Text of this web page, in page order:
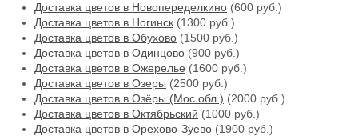
Доставка цветов в Новопеределкино (600 руб.)
Доставка цветов в Ногинск (1300 руб.)
Доставка цветов в Обухово (1500 руб.)
Доставка цветов в Одинцово (900 руб.)
Доставка цветов в Ожерелье (1600 руб.)
Доставка цветов в Озеры (2500 руб.)
Доставка цветов в Озёры (Мос.обл.) (2000 руб.)
Доставка цветов в Октябрьский (1000 руб.)
Доставка цветов в Орехово-Зуево (1900 руб.)